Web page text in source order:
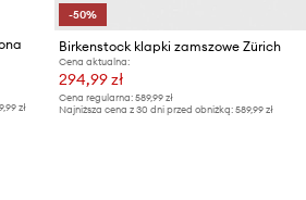
zł
-50%
Birkenstock klapki zamszowe Zürich
Cena aktualna:
294,99 zł
Cena regularna: 589,99 zł
Najniższa cena z 30 dni przed obniżką: 589,99 zł